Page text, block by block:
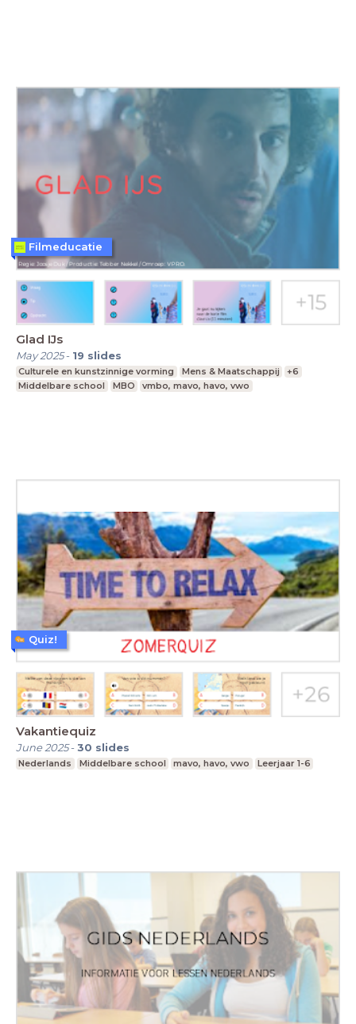
Glad IJs
May 2025- 19 slides
Culturele en kunstzinnige vorming Mens & Maatschappij
+6
Middelbare school
MBO vmbo, mavo, havo, vwo
Filmeducatie
Vakantiequiz
June 2025-30 slides
Nederlands Middelbare school mavo, havo, vwo Leerjaar 1-6
Quiz!